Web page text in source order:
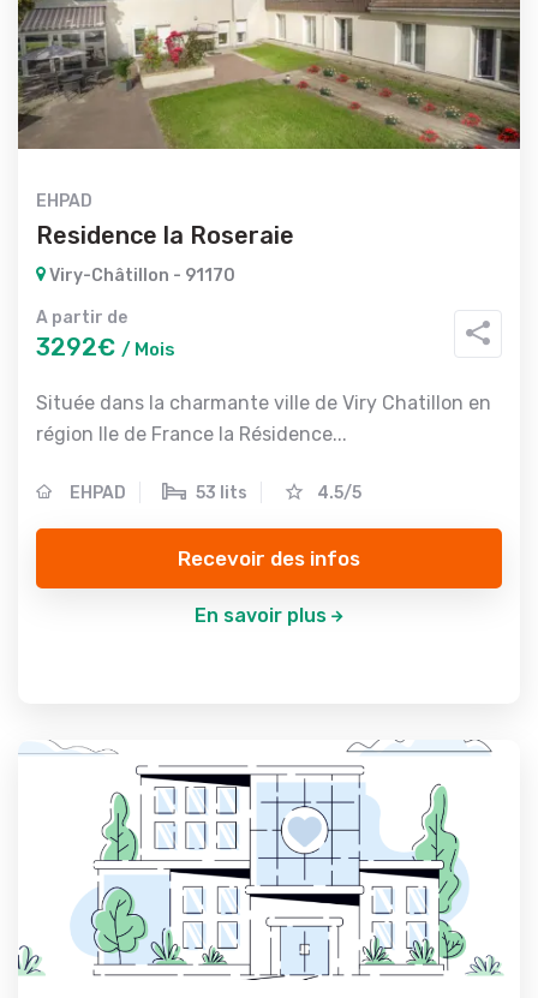
EHPAD
Residence la Roseraie
Viry-Châtillon - 91170
A partir de
3292€ / Mois
Située dans la charmante ville de Viry Chatillon en
région Ile de France la Résidence...
EHPAD 53 lits 4.5/5
Recevoir des infos
En savoir plus